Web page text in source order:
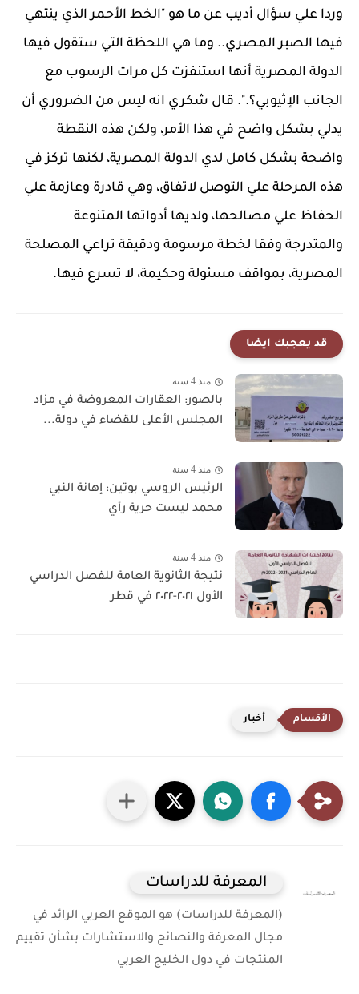
وردا علي سؤال أديب عن ما هو "الخط الأحمر الذي ينتهي
فيها الصبر المصري.. وما هي اللحظة التي ستقول فيها
الدولة المصرية أنها استنفزت كل مرات الرسوب مع
الجانب الإثيوبي؟.". قال شكري انه ليس من الضروري أن
يدلي بشكل واضح في هذا الأمر، ولكن هذه النقطة
واضحة بشكل كامل لدي الدولة المصرية، لكنها تركز في
هذه المرحلة علي التوصل لاتفاق، وهي قادرة وعازمة علي
الحفاظ علي مصالحها، ولديها أدواتها المتنوعة
والمتدرجة وفقا لخطة مرسومة ودقيقة تراعي المصلحة
المصرية، بمواقف مسئولة وحكيمة، لا تسرع فيها.
قد يعجبك ايضا
منذ 4 سنة
بالصور: العقارات المعروضة في مزاد
المجلس الأعلى للقضاء في دولة...
منذ 4 سنة
الرئيس الروسي بوتين: إهانة النبي
محمد ليست حرية رأي
منذ 4 سنة
نتيجة الثانوية العامة للفصل الدراسي
الأول ٢٠٢١-٢٠٢٢ في قطر
أخبار
المعرفة للدراسات
(المعرفة للدراسات) هو الموقع العربي الرائد في
مجال المعرفة والنصائح والاستشارات بشأن تقييم
المنتجات في دول الخليج العربي